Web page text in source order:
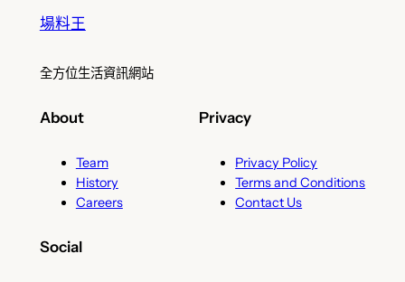
場料王
全方位生活資訊網站
About
Team
History
Careers
Privacy
Privacy Policy
Terms and Conditions
Contact Us
Social